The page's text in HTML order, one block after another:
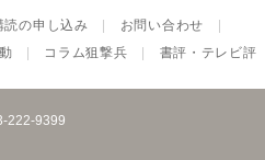
読の申し込み お問い合わせ
コラム狙撃兵 書評・テレビ評
222-9399